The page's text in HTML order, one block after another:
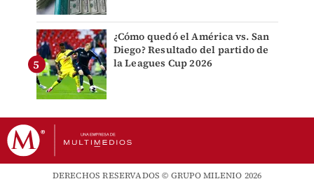
¿Cómo quedó el América vs. San
Diego? Resultado del partido de
la Leagues Cup 2026
DERECHOS RESERVADOS © GRUPO MILENIO 2026